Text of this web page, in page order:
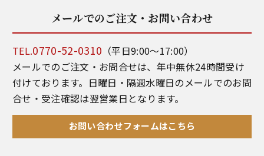
メールでのご注文・お問い合わせ
TEL.0770-52-0310 （平日9:00～17:00）
メールでのご注文・お問合せは、年中無休24時間受け
付けております。日曜日・隔週水曜日のメールでのお問
合せ・受注確認は翌営業日となります。
お問い合わせフォームはこちら